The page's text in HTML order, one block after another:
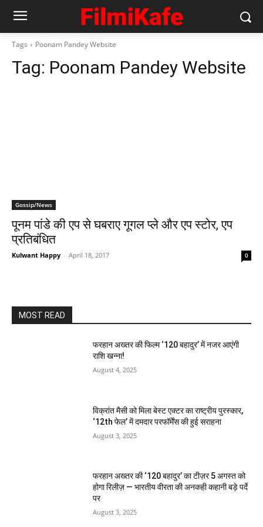
Tags Poonam Pandey Website
Tag: Poonam Pandey Website
Gossip/News
पूनम पांडे की एप से घबराए गूगल प्‍ले और एप स्‍टोर, एप
प्रतिबंधित
Kulwant Happy - April 18, 2017 0
MOST READ
फरहान अख्तर की फिल्म ‘120 बहादुर’ में नजर आएंगी
राशि खन्ना!
August 4, 2025
विक्रांत मैसी को मिला बेस्ट एक्टर का राष्ट्रीय पुरस्कार,
‘12th फेल’ में दमदार परफॉर्मेंस की हुई सराहना
August 3, 2025
फरहान अख्तर की ‘120 बहादुर’ का टीज़र 5 अगस्त को
होगा रिलीज़ — भारतीय वीरता की अनकही कहानी बड़े पर्दे
पर
August 3, 2025